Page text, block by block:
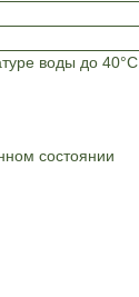
воды до 40°C
состоянии